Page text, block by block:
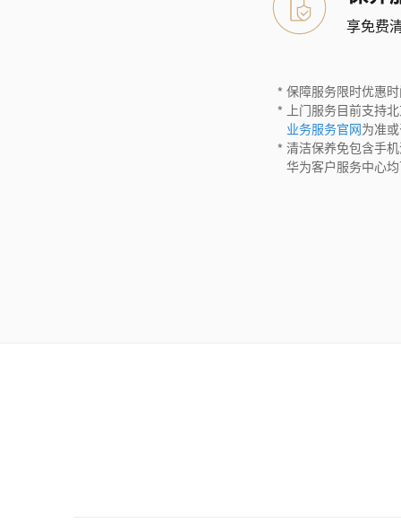
享免费
保障服务限时优惠
上门服务目前支持
业务服务官网为准
清洁保养免包含手
华为客户服务中心